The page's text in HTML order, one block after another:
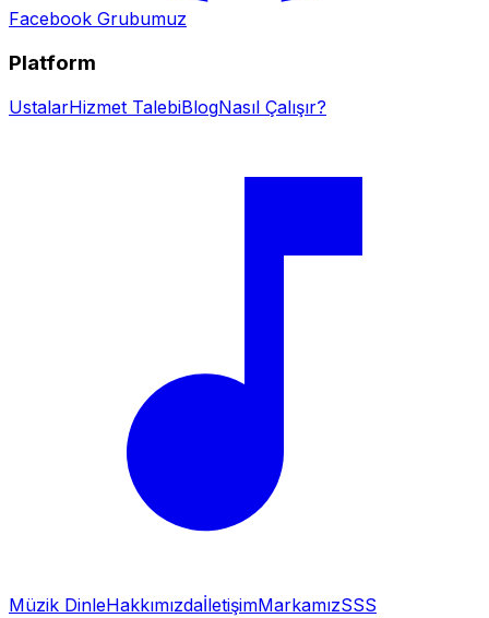
Facebook Grubumuz
Platform
UstalarHizmet TalebiBlogNasıl Çalışır?
Müzik DinleHakkımızdaİletişimMarkamızSSS